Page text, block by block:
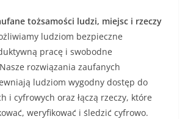
tożsamości ludzi, miejsc i rzeczy
ludziom bezpieczne
pracę i swobodne
rozwiązania zaufanych
ludziom wygodny dostęp do
i cyfrowych oraz łączą rzeczy, które
weryfikować i śledzić cyfrowo.